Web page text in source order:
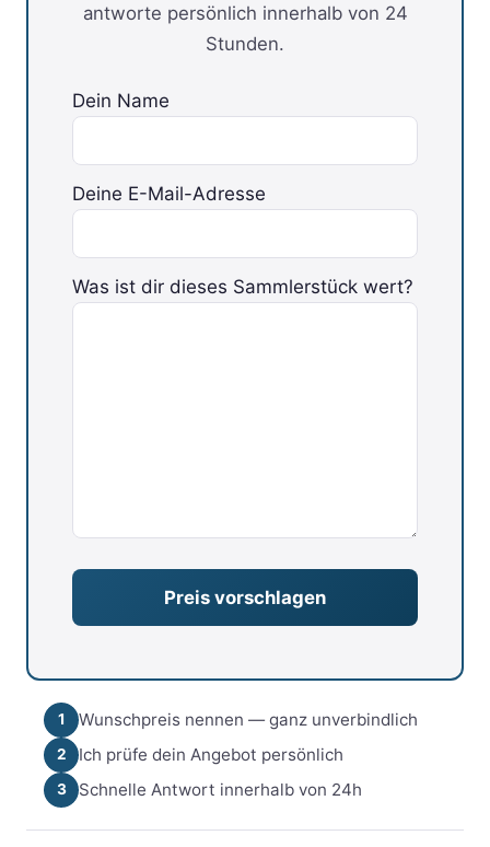
antworte persönlich innerhalb von 24
Stunden.
Dein Name
Deine E-Mail-Adresse
Bitte lasse dieses Feld leer.
Was ist dir dieses Sammlerstück wert?
1 Wunschpreis nennen — ganz unverbindlich
2 Ich prüfe dein Angebot persönlich
3 Schnelle Antwort innerhalb von 24h